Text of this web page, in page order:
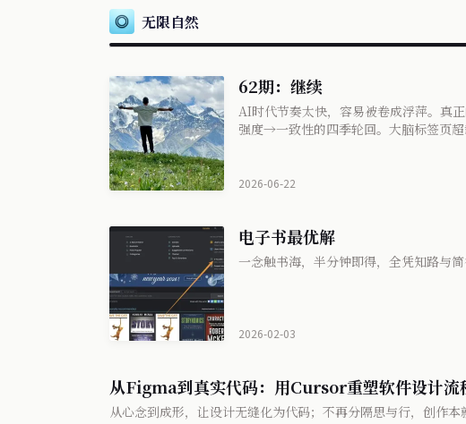
无限自然
62期：继续
AI时代节奏太快，容易被卷成浮萍。真
强度→一致性的四季轮回。大脑标签页
2026-06-22
电子书最优解
一念触书海，半分钟即得，全凭知路与简
2026-02-03
从Figma到真实代码：用Cursor重塑软件设计流
从心念到成形，让设计无缝化为代码；不再分隔思与行，创作本